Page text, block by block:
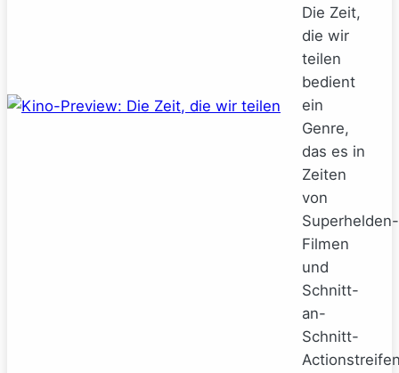
Die Zeit,
die wir
teilen
bedient
ein
Genre,
das es in
Zeiten
von
Superhelden-
Filmen
und
Schnitt-
an-
Schnitt-